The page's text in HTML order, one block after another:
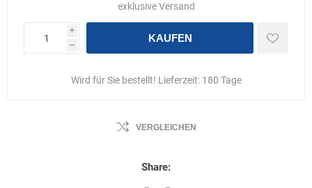
exklusiveVersand
i
h
KAUFEN
Wird für Sie bestellt! Lieferzeit: 180 Tage
VERGLEICHEN
Share: